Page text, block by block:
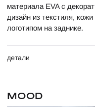
материала EVA с
дизайн из текстиля,
логотипом на заднике.
детали
MOOD